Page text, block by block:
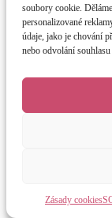
soubory cookie.
personalizované
údaje, jako je chování
nebo odvolání
Zásady cookies
Jemné zrození,